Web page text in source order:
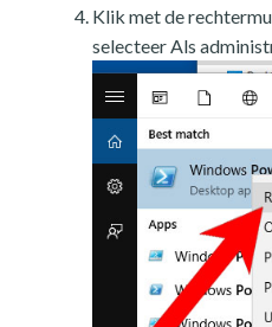
Klik met de
selecteer Als